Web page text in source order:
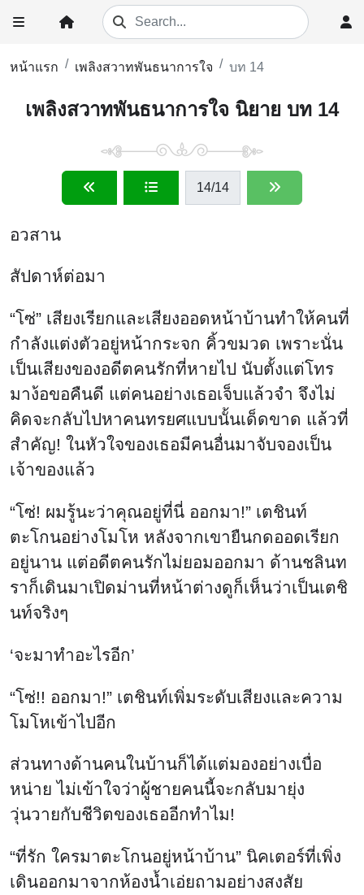
หน้าแรก เพลิงสวาทพันธนาการใจ บท 14
เพลิงสวาทพันธนาการใจ นิยาย บท 14
14/14
อวสาน
สัปดาห์ต่อมา
“โซ่” เสียงเรียกและเสียงออดหน้าบ้านทำให้คนที่
กำลังแต่งตัวอยู่หน้ากระจก คิ้วขมวด เพราะนั่น
เป็นเสียงของอดีตคนรักที่หายไป นับตั้งแต่โทร
มาง้อขอคืนดี แต่คนอย่างเธอเจ็บแล้วจำ จึงไม่
คิดจะกลับไปหาคนทรยศแบบนั้นเด็ดขาด แล้วที่
สำคัญ! ในหัวใจของเธอมีคนอื่นมาจับจองเป็น
เจ้าของแล้ว
“โซ่! ผมรู้นะว่าคุณอยู่ที่นี่ ออกมา!” เตชินท์
ตะโกนอย่างโมโห หลังจากเขายืนกดออดเรียก
อยู่นาน แต่อดีตคนรักไม่ยอมออกมา ด้านชลินท
ราก็เดินมาเปิดม่านที่หน้าต่างดูก็เห็นว่าเป็นเตชิ
นท์จริงๆ
‘จะมาทำอะไรอีก’
“โซ่!! ออกมา!” เตชินท์เพิ่มระดับเสียงและความ
โมโหเข้าไปอีก
ส่วนทางด้านคนในบ้านก็ได้แต่มองอย่างเบื่อ
หน่าย ไม่เข้าใจว่าผู้ชายคนนี้จะกลับมายุ่ง
วุ่นวายกับชีวิตของเธออีกทำไม!
“ที่รัก ใครมาตะโกนอยู่หน้าบ้าน” นิคเตอร์ที่เพิ่ง
เดินออกมาจากห้องน้ำเอ่ยถามอย่างสงสัย